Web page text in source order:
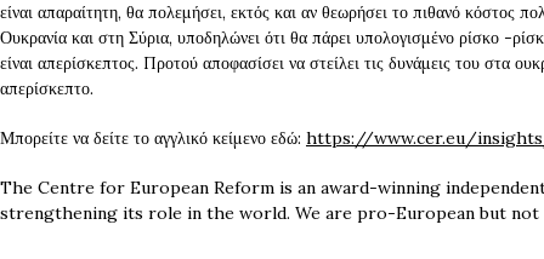
είναι απαραίτητη, θα πολεμήσει, εκτός και αν θεωρήσει το πιθανό
Ουκρανία και στη Σύρια, υποδηλώνει ότι θα πάρει υπολογισμένο ρίσκο -
είναι απερίσκεπτος. Προτού αποφασίσει να στείλει τις δυνάμεις του στα
απερίσκεπτο.
Μπορείτε να δείτε το αγγλικό κείμενο εδώ: https://www.cer.eu/
The Centre for European Reform is an award-winning
strengthening its role in the world. We are pro-European but not